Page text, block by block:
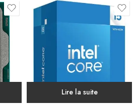
Lire la suite